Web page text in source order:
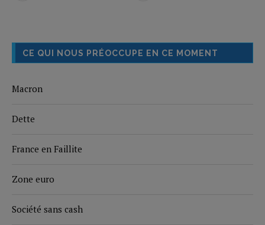
CE QUI NOUS PRÉOCCUPE EN CE MOMENT
Macron
Dette
France en Faillite
Zone euro
Société sans cash